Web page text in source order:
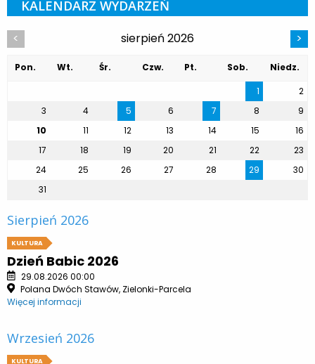
KALENDARZ WYDARZEŃ
< sierpień 2026 >
Pon. Wt. Śr. Czw. Pt. Sob.
Niedz.
1
2
3
4 5 6 7 8
9
10
11 12 13 14 15
16
17
18 19 20 21 22
23
24
25 26 27 28 29
30
31
Sierpień 2026
KULTURA
Dzień Babic 2026
29.08.2026 00:00
Polana Dwóch Stawów, Zielonki-Parcela
Więcej informacji
Wrzesień 2026
KULTURA